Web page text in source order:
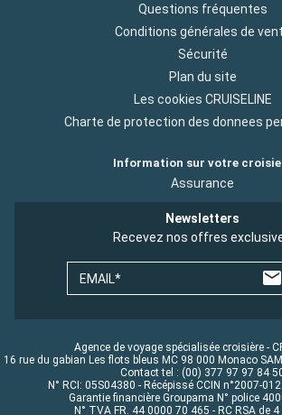
Questions fréquentes
Conditions générales de
Sécurité
Plan du site
Les cookies CRUISELINE
Charte de protection des donnees
Information sur votre
Assurance
Newsletters
Recevez nos offres
EMAIL*
Agence de voyage spécialisée croisière -
16 rue du gabian Les flots bleus MC 98 000 Monaco
Contact tel : (00) 377 97 97 84
N° RCI: 05S04380 - Récépissé CCIN n°2007-
Garantie financière Groupama N° police
N° TVA FR. 44 0000 70 465 - RC RSA de